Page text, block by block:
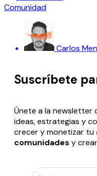
Comunidad
Carlos
Suscríbete
Únete a la newsletter
ideas, estrategias y
crecery monetizar tu
comunidades y